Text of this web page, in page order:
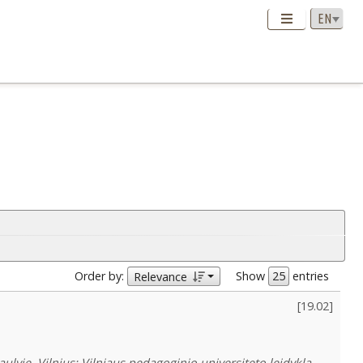
Order by: Relevance Show
entries
[19.02]